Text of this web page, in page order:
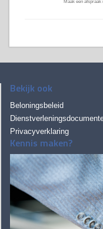
Maak een afspraak
Bekijk ook
Beloningsbeleid
Privacyverklaring
Kennis maken?